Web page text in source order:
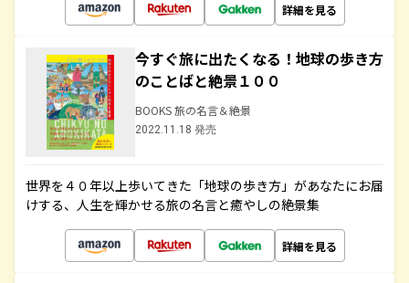
詳細を見る
今すぐ旅に出たくなる！地球の歩き方
のことばと絶景１００
BOOKS 旅の名言＆絶景
2022.11.18 発売
世界を４０年以上歩いてきた「地球の歩き方」があなたにお届
けする、人生を輝かせる旅の名言と癒やしの絶景集
詳細を見る